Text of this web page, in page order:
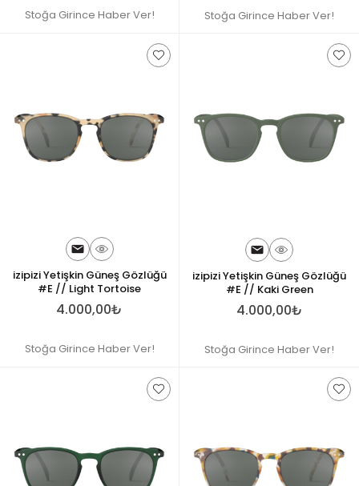
Stoğa Girince Haber Ver! Stoğa Girince Haber Ver!
izipizi Yetişkin Güneş Gözlüğü
#E // Light Tortoise
4.000,00₺
Stoğa Girince Haber Ver!
izipizi Yetişkin Güneş Gözlüğü
#E // Kaki Green
4.000,00₺
Stoğa Girince Haber Ver!